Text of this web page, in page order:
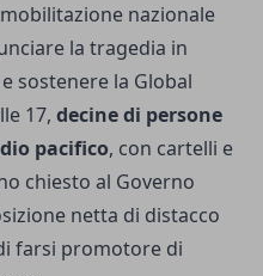
nazionale
la tragedia in
sostenere la Global
17, decine di persone
pacifico, con cartelli e
chiesto al Governo
netta di distacco
farsi promotore di